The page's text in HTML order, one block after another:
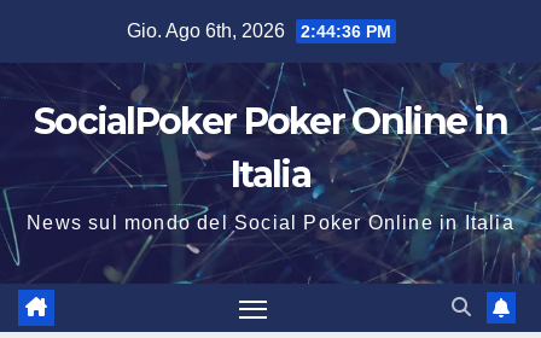
contenuto
Gio. Ago 6th, 2026 2:44:37 PM
SocialPoker Poker Online in
Italia
News sul mondo del Social Poker Online in Italia